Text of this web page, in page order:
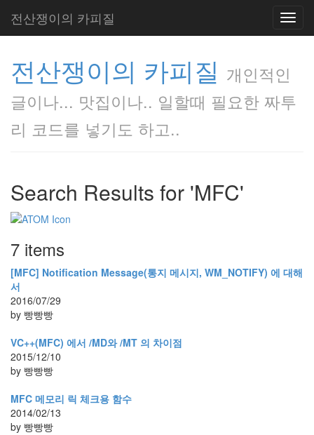
전산쟁이의 카피질
전산쟁이의 카피질 개인적인
글이나... 맛집이나.. 일할때 필요한 짜투
리 코드를 넣기도 하고..
Search Results for 'MFC'
7 items
[MFC] Notification Message(통지 메시지, WM_NOTIFY) 에 대해
서
2016/07/29
by 빵빵빵
VC++(MFC) 에서 /MD와 /MT 의 차이점
2015/12/10
by 빵빵빵
MFC 메모리 릭 체크용 함수
2014/02/13
by 빵빵빵